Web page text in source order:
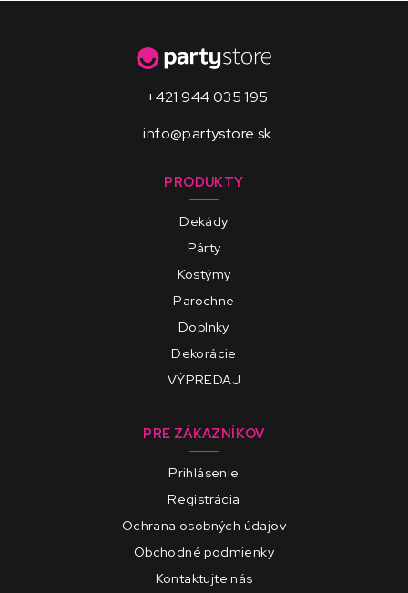
+421 944 035 195
info@partystore.sk
PRODUKTY
Dekády
Párty
Kostýmy
Parochne
Doplnky
Dekorácie
VÝPREDAJ
PRE ZÁKAZNÍKOV
Prihlásenie
Registrácia
Ochrana osobných údajov
Obchodné podmienky
Kontaktujte nás